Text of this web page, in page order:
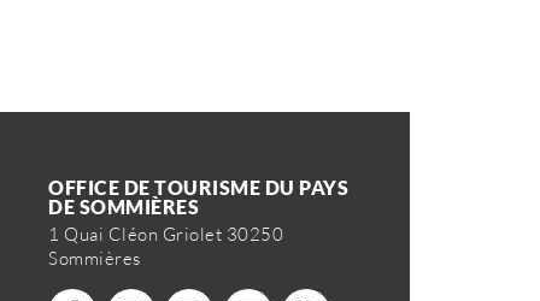
OFFICE DE TOURISME DU PAYS
DE SOMMIÈRES
1 Quai Cléon Griolet 30250
Sommières